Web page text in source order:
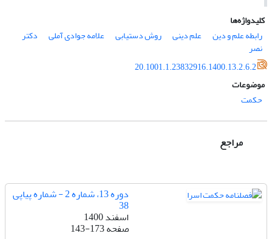
کلیدواژه‌ها
رابطه علم و دین
علم دینی روش دستیابی علامه جوادی آملی دکتر
نصر
20.1001.1.23832916.1400.13.2.6.2
موضوعات
حکمت
مراجع
دوره 13، شماره 2 - شماره پیاپی
38
اسفند 1400
صفحه143-173